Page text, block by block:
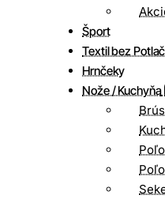
Šport
Textil bez
Hrnčeky
Nože / Kuchyňa